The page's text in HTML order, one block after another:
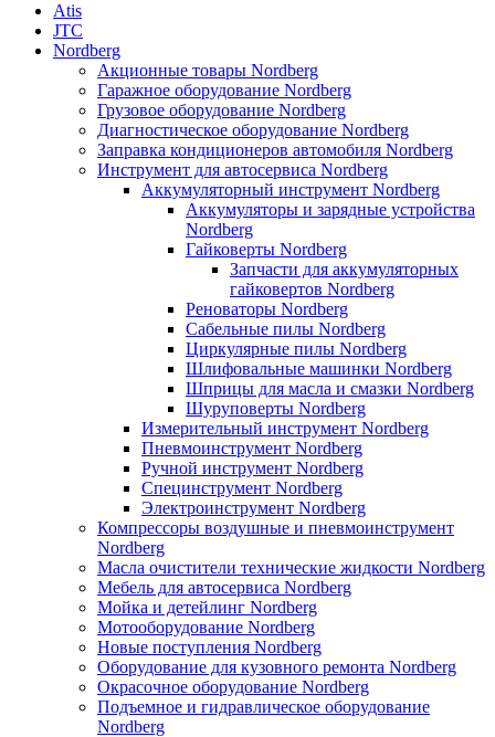
Atis
JTC
Nordberg
Акционные товары Nordberg
Гаражное оборудование Nordberg
Грузовое оборудование Nordberg
Диагностическое оборудование Nordberg
Заправка кондиционеров автомобиля Nordberg
Инструмент для автосервиса Nordberg
Аккумуляторный инструмент Nordberg
Аккумуляторы и зарядные устройства
Nordberg
Гайковерты Nordberg
Запчасти для аккумуляторных
гайковертов Nordberg
Реноваторы Nordberg
Сабельные пилы Nordberg
Циркулярные пилы Nordberg
Шлифовальные машинки Nordberg
Шприцы для масла и смазки Nordberg
Шуруповерты Nordberg
Измерительный инструмент Nordberg
Пневмоинструмент Nordberg
Ручной инструмент Nordberg
Специнструмент Nordberg
Электроинструмент Nordberg
Компрессоры воздушные и пневмоинструмент
Nordberg
Масла очистители технические жидкости Nordberg
Мебель для автосервиса Nordberg
Мойка и детейлинг Nordberg
Мотооборудование Nordberg
Новые поступления Nordberg
Оборудование для кузовного ремонта Nordberg
Окрасочное оборудование Nordberg
Подъемное и гидравлическое оборудование
Nordberg